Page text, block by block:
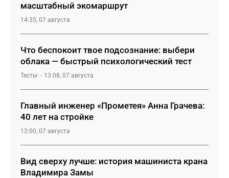
масштабный экомаршрут
14:35, 07 августа
Что беспокоит твое подсознание: выбери
облака — быстрый психологический тест
Тесты 13:08, 07 августа
Главный инженер «Прометея» Анна Грачева:
40 лет на стройке
12:00, 07 августа
Вид сверху лучше: история машиниста крана
Владимира Замы